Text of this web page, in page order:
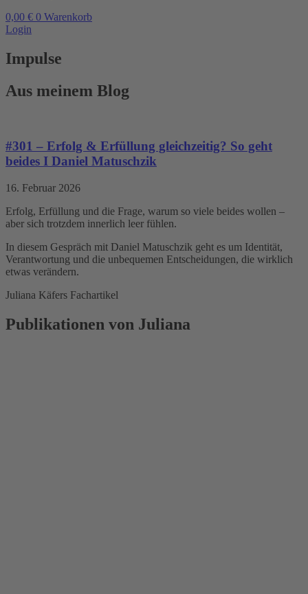
0,00 € 0 Warenkorb
Login
Impulse
Aus meinem Blog
#301 – Erfolg & Erfüllung gleichzeitig? So geht
beides I Daniel Matuschzik
16. Februar 2026
Erfolg, Erfüllung und die Frage, warum so viele beides wollen –
aber sich trotzdem innerlich leer fühlen.
In diesem Gespräch mit Daniel Matuschzik geht es um Identität,
Verantwortung und die unbequemen Entscheidungen, die wirklich
etwas verändern.
Juliana Käfers Fachartikel
Publikationen von Juliana